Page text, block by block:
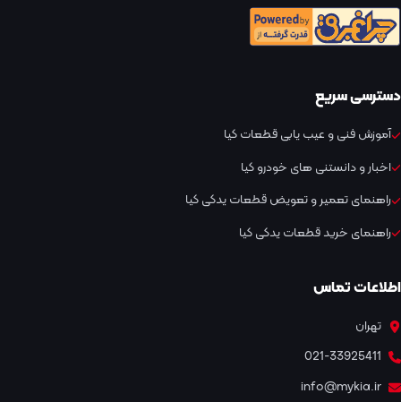
دسترسی سریع
آموزش فنی و عیب یابی قطعات کیا
اخبار و دانستنی های خودرو کیا
راهنمای تعمیر و تعویض قطعات یدکی کیا
راهنمای خرید قطعات یدکی کیا
اطلاعات تماس
تهران
021-33925411
info@mykia.ir